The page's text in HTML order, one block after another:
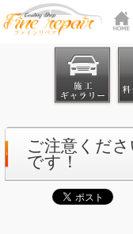
ご注意くだ
です！